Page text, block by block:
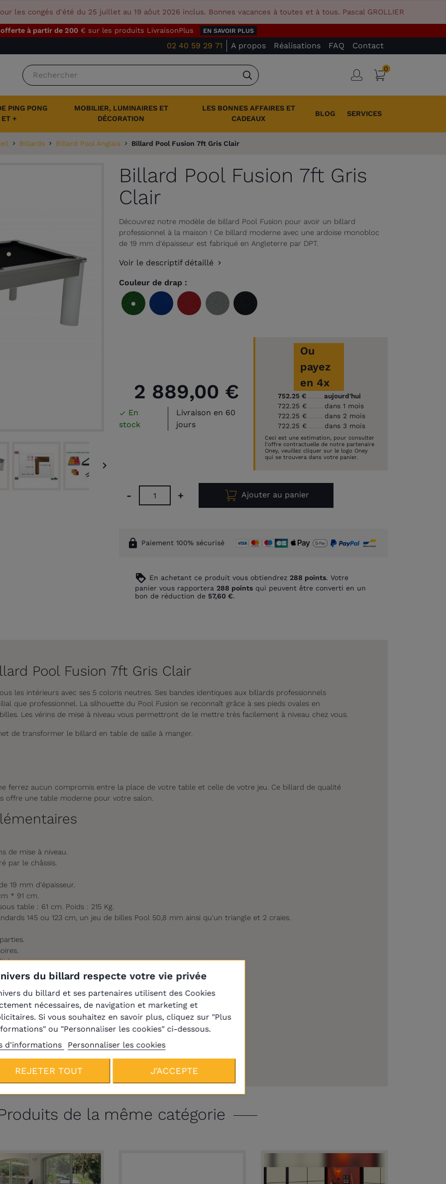
les congés d'été du 25 juillet au 19 aôut 2026 inclus. Bonnes vacances à toutes et à tous. Pascal GROLLIER
à partir de 200 € sur les produits LivraisonPlus EN SAVOIR PLUS
02 40 59 29 71 A propos Réalisations FAQ Contact
Rechercher
Connexion
Panier
0
PING PONG
ET +
MOBILIER, LUMINAIRES ET
DÉCORATION
LES BONNES AFFAIRES ET
CADEAUX
BLOG SERVICES
Billards Billard Pool Anglais Billard Pool Fusion 7ft Gris Clair

Billard Pool Fusion 7ft Gris
Clair
Découvrez notre modèle de billard Pool Fusion pour avoir un billard
professionnel à la maison ! Ce billard moderne avec une ardoise monobloc
de 19 mm d'épaisseur est fabriqué en Angleterre par DPT.
Voir le descriptif détaillé
Couleur de drap :
Vert
olive
Bleu
royal
Rouge Gris
2 889,00 €
 En
stock
Livraison en 60
jours
Ou
payez
en 4x
752.25 €
aujourd'hui
722.25 €
dans 1 mois
722.25 €
dans 2 mois
722.25 €
dans 3 mois
Ceci est une estimation, pour consulter
l'offre contractuelle de notre partenaire
Oney, veuillez cliquer sur le logo Oney
qui se trouvera dans votre panier.
- + Ajouter au panier
lock Paiement 100% sécurisé
loyalty En achetant ce produit vous obtiendrez 288 points. Votre
panier vous rapportera 288 points qui peuvent être converti en un
bon de réduction de 57,60 €.
Pool Fusion 7ft Gris Clair
les intérieurs avec ses 5 coloris neutres. Ses bandes identiques aux billards professionnels
que professionnel. La silhouette du Pool Fusion se reconnaît grâce à ses pieds ovales en
Les vérins de mise à niveau vous permettront de le mettre très facilement à niveau chez vous.
de transformer le billard en table de salle à manger.
ferrez aucun compromis entre la place de votre table et celle de votre jeu. Ce billard de qualité
offre une table moderne pour votre salon.
de mise à niveau.
par le châssis.
19 mm d'épaisseur.
* 91 cm.
table : 61 cm. Poids : 215 Kg.
145 ou 123 cm, un jeu de billes Pool 50,8 mm ainsi qu'un triangle et 2 craies.
Pool Anglais
210
Dpt
de la même catégorie
du billard respecte votre vie privée
du billard et ses partenaires utilisent des Cookies
nécessaires, de navigation et marketing et
Si vous souhaitez en savoir plus, cliquez sur "Plus
ou "Personnaliser les cookies" ci-dessous.
d'informations
Personnaliser les cookies
REJETER TOUT J'ACCEPTE